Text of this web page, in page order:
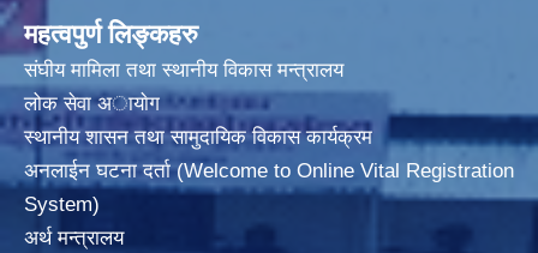
महत्वपुर्ण लिङ्कहरु
संघीय मामिला तथा स्थानीय विकास मन्त्रालय
लोक सेवा अायाेग
स्थानीय शासन तथा सामुदायिक विकास कार्यक्रम
अनलाईन घटना दर्ता (Welcome to Online Vital Registration
System)
अर्थ मन्त्रालय